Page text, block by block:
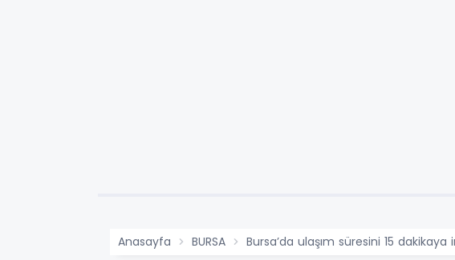
Anasayfa BURSA Bursa’da ulaşım süresini 15